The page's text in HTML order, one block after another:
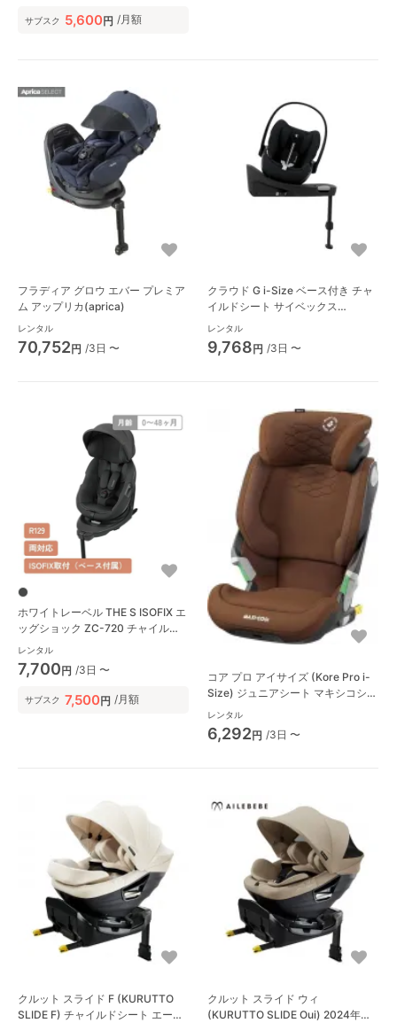
サブスク 5,600円 /月額
フラディア グロウ エバー プレミア
ム アップリカ(aprica)
レンタル
70,752円 /3日 〜
クラウド G i-Size ベース付き チャ
イルドシート サイベックス
(cybex)
レンタル
9,768円 /3日 〜
ホワイトレーベル THE S ISOFIX エ
ッグショック ZC-720 チャイルド
シート コンビ(Combi)
レンタル
7,700円 /3日 〜
サブスク 7,500円 /月額
コア プロ アイサイズ (Kore Pro i-
Size) ジュニアシート マキシコシ
(Maxi-Cosi)
レンタル
6,292円 /3日 〜
クルット スライド F (KURUTTO
SLIDE F) チャイルドシート エール
クルット スライド ウィ
(KURUTTO SLIDE Oui) 2024年モ